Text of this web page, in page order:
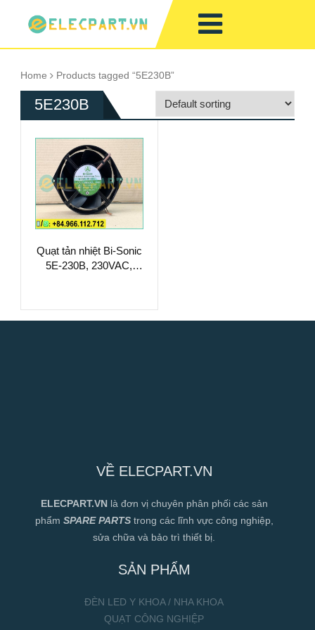
Home Products tagged “5E230B”
5E230B
Quạt tản nhiệt Bi-Sonic
5E-230B, 230VAC,
VỀ ELECPART.VN
ELECPART.VN là đơn vị chuyên phân phối các sản
phẩm SPARE PARTStrong các lĩnh vực công nghiệp,
sửa chữa và bảo trì thiết bị.
SẢN PHẨM
ĐÈN LED Y KHOA / NHA KHOA
QUẠT CÔNG NGHIỆP